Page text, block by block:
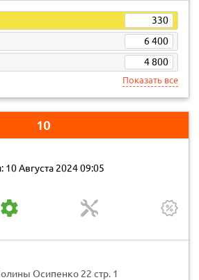
330
6 400
4 800
Показать все
10
10 Августа 2024 09:05
Осипенко 22 стр. 1